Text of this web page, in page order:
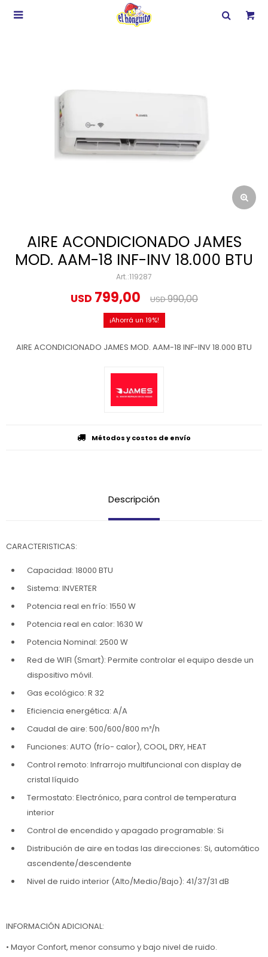

AIRE ACONDICIONADO JAMES
MOD. AAM-18 INF-INV 18.000 BTU
119287
USD 799,00 USD990,00
19
AIRE ACONDICIONADO JAMES MOD. AAM-18 INF-INV 18.000 BTU
Métodos y costos de envío
Descripción
CARACTERISTICAS:
Capacidad: 18000 BTU
Sistema: INVERTER
Potencia real en frío: 1550 W
Potencia real en calor: 1630 W
Potencia Nominal: 2500 W
Red de WIFI (Smart): Permite controlar el equipo desde un
dispositivo móvil.
Gas ecológico: R 32
Eficiencia energética: A/A
Caudal de aire: 500/600/800 m³/h
Funciones: AUTO (frío- calor), COOL, DRY, HEAT
Control remoto: Infrarrojo multifuncional con display de
cristal líquido
Termostato: Electrónico, para control de temperatura
interior
Control de encendido y apagado programable: Si
Distribución de aire en todas las direcciones: Si, automático
ascendente/descendente
Nivel de ruido interior (Alto/Medio/Bajo): 41/37/31 dB
INFORMACIÓN ADICIONAL:
• Mayor Confort, menor consumo y bajo nivel de ruido.